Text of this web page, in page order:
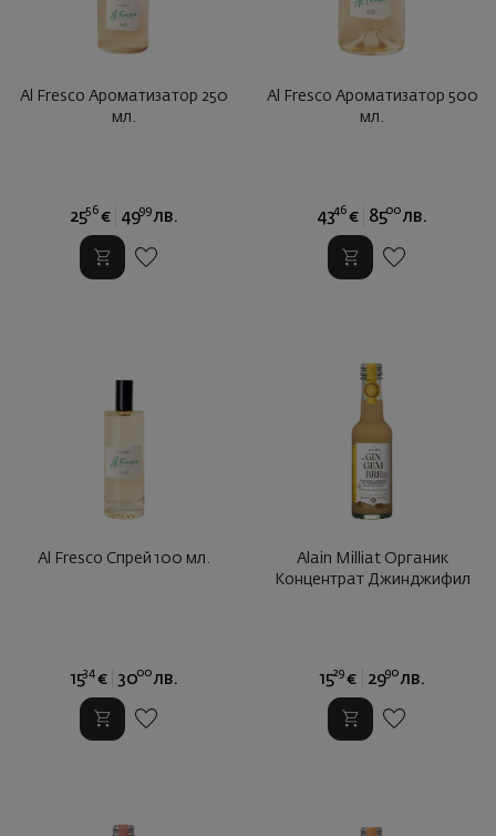
Al Fresco Ароматизатор 250
мл.
2556 € 4999 лв.
Al Fresco Ароматизатор 500
мл.
4346 € 8500 лв.
Al Fresco Спрей 100 мл.
1534 € 3000 лв.
Alain Milliat Органик
Концентрат Джинджифил
1529 € 2990 лв.